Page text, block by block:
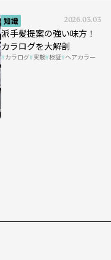
知識 2026.03.03
派手髪提案の強い味方！
カラログを大解剖
カラログ 実験 検証 ヘアカラー